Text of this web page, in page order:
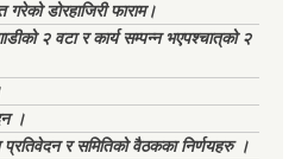
गरेको डोरहाजिरी फाराम।
२ वटा र कार्य सम्पन्न भएपश्चात्‌को २
।
र समितिको वैठकका निर्णयहरु ।